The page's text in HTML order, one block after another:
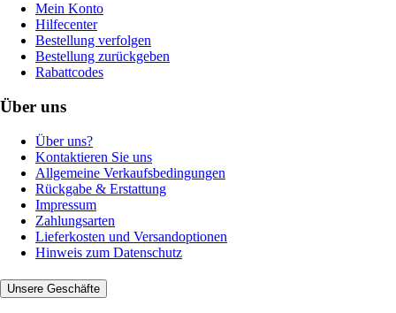
Mein Konto
Hilfecenter
Bestellung verfolgen
Bestellung zurückgeben
Rabattcodes
Über uns
Über uns?
Kontaktieren Sie uns
Allgemeine Verkaufsbedingungen
Rückgabe & Erstattung
Impressum
Zahlungsarten
Lieferkosten und Versandoptionen
Hinweis zum Datenschutz
Unsere Geschäfte